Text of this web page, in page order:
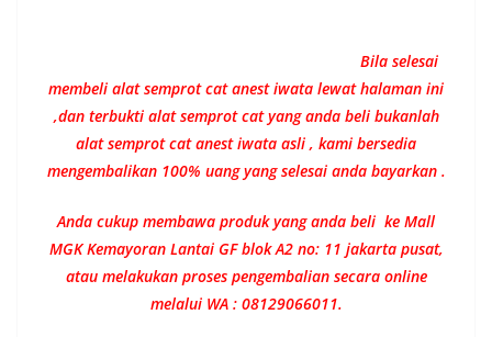
Bila selesai
membeli alat semprot cat anest iwata lewat halaman ini
,dan terbukti alat semprot cat yang anda beli bukanlah
alat semprot cat anest iwata asli , kami bersedia
mengembalikan 100% uang yang selesai anda bayarkan .
Anda cukup membawa produk yang anda beli ke Mall
MGK Kemayoran Lantai GF blok A2 no: 11 jakarta pusat,
atau melakukan proses pengembalian secara online
melalui WA : 08129066011.